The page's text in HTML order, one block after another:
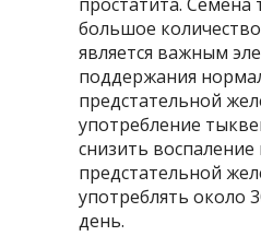
большое
является важным
поддержания
предстательной
употребление
снизить
предстательной
употреблять около
день.